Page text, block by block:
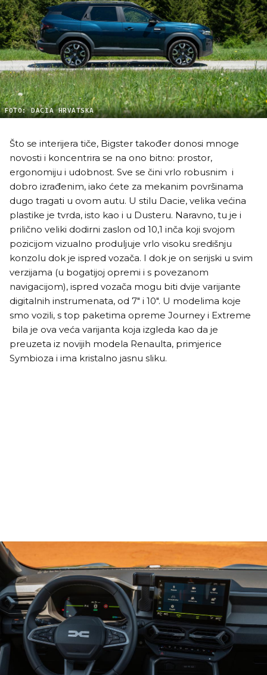
FOTO: DACIA HRVATSKA
Što se interijera tiče, Bigster također donosi mnoge
novosti i koncentrira se na ono bitno: prostor,
ergonomiju i udobnost. Sve se čini vrlo robusnim i
dobro izrađenim, iako ćete za mekanim površinama
dugo tragati u ovom autu. U stilu Dacie, velika većina
plastike je tvrda, isto kao i u Dusteru. Naravno, tu je i
prilično veliki dodirni zaslon od 10,1 inča koji svojom
pozicijom vizualno produljuje vrlo visoku središnju
konzolu dok je ispred vozača. I dok je on serijski u svim
verzijama (u bogatijoj opremi i s povezanom
navigacijom), ispred vozača mogu biti dvije varijante
digitalnih instrumenata, od 7" i 10". U modelima koje
smo vozili, s top paketima opreme Journey i Extreme
bila je ova veća varijanta koja izgleda kao da je
preuzeta iz novijih modela Renaulta, primjerice
Symbioza i ima kristalno jasnu sliku.